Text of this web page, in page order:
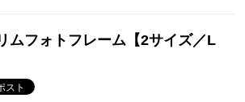
ムフォトフレーム【2サイズ／L